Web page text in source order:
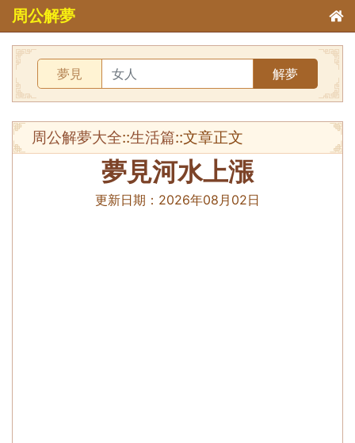
周公解夢
夢見 解夢
周公解夢大全::生活篇::文章正文
夢見河水上漲
更新日期： 2026年08月02日